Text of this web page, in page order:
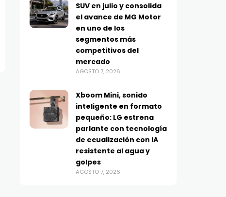
SUV en julio y consolida
el avance de MG Motor
en uno de los
segmentos más
competitivos del
mercado
AGOSTO 7, 2026
Xboom Mini, sonido
inteligente en formato
pequeño: LG estrena
parlante con tecnología
de ecualización con IA
resistente al agua y
golpes
AGOSTO 7, 2026